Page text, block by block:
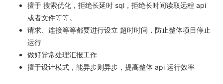
擅于 搜索优化，拒绝长延时 sql，拒绝长时间读取远程 api
或者文件等等。
请求、连接等等都要进行设立 超时时间，防止整体项目停止
运行
做好异常处理汇报工作
擅于设计模式，能异步则异步，提高整体 api 运行效率